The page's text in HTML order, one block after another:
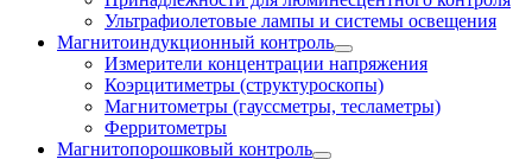
Ультрафиолетовые лампы и системы освещения
Магнитоиндукционный контроль
Измерители концентрации напряжения
Коэрцитиметры (структуроскопы)
Магнитометры (гауссметры, тесламетры)
Ферритометры
Магнитопорошковый контроль